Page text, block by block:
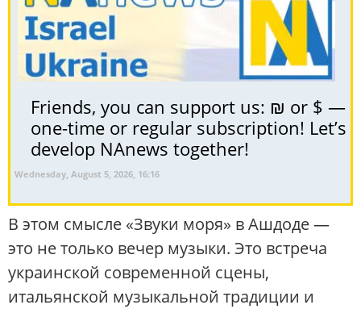
Friends, you can support us: ₪ or $ —
one-time or regular subscription! Let’s
develop NAnews together!
Wednesday, August 5, 2026, 16:16
В этом смысле «Звуки моря» в Ашдоде —
это не только вечер музыки. Это встреча
украинской современной сцены,
итальянской музыкальной традиции и